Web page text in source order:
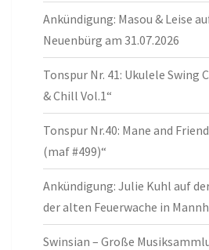
Ankündigung: Masou & Leise
Neuenbürg am 31.07.2026
Tonspur Nr. 41: Ukulele Swing
& Chill Vol.1“
Tonspur Nr.40: Mane and
(maf #499)“
Ankündigung: Julie Kuhl auf
der alten Feuerwache in
Swinsian – Große